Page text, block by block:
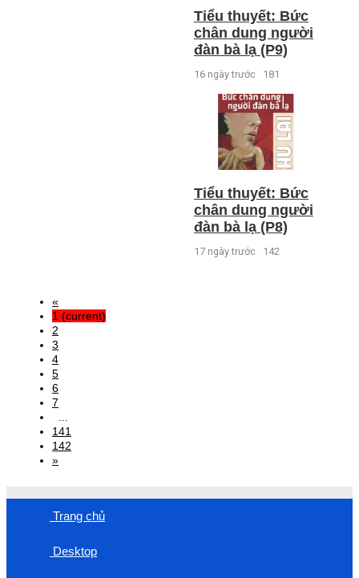
Tiểu thuyết: Bức
chân dung người
đàn bà lạ (P9)
16 ngày trước 181
Tiểu thuyết: Bức
chân dung người
đàn bà lạ (P8)
17 ngày trước 142
«
1 (current)
2
3
4
5
6
7
141
142
»
Trang chủ
Desktop